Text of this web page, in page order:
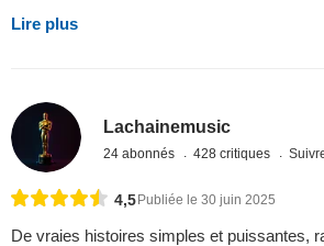
Lire plus
Lachainemusic
24 abonnés 428 critiques
4,5Publiée le 30 juin 2025
De vraies histoires simples et puissantes,